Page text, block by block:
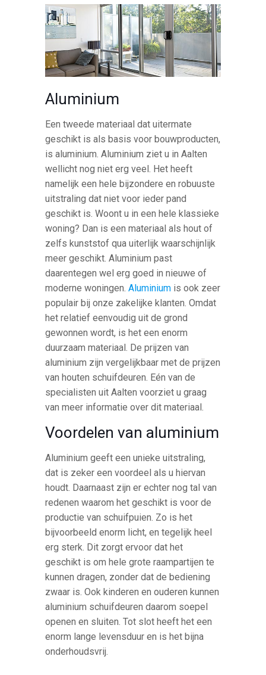
Aluminium
Een tweede materiaal dat uitermate
geschikt is als basis voor bouwproducten,
is aluminium. Aluminium ziet u in Aalten
wellicht nog niet erg veel. Het heeft
namelijk een hele bijzondere en robuuste
uitstraling dat niet voor ieder pand
geschikt is. Woont u in een hele klassieke
woning? Dan is een materiaal als hout of
zelfs kunststof qua uiterlijk waarschijnlijk
meer geschikt. Aluminium past
daarentegen wel erg goed in nieuwe of
moderne woningen.Aluminium is ook zeer
populair bij onze zakelijke klanten. Omdat
het relatief eenvoudig uit de grond
gewonnen wordt, is het een enorm
duurzaam materiaal. De prijzen van
aluminium zijn vergelijkbaar met de prijzen
van houten schuifdeuren. Eén van de
specialisten uit Aalten voorziet u graag
van meer informatie over dit materiaal.
Voordelen van aluminium
Aluminium geeft een unieke uitstraling,
dat is zeker een voordeel als u hiervan
houdt. Daarnaast zijn er echter nog tal van
redenen waarom het geschikt is voor de
productie van schuifpuien. Zo is het
bijvoorbeeld enorm licht, en tegelijk heel
erg sterk. Dit zorgt ervoor dat het
geschikt is om hele grote raampartijen te
kunnen dragen, zonder dat de bediening
zwaar is. Ook kinderen en ouderen kunnen
aluminium schuifdeuren daarom soepel
openen en sluiten. Tot slot heeft het een
enorm lange levensduur en is het bijna
onderhoudsvrij.